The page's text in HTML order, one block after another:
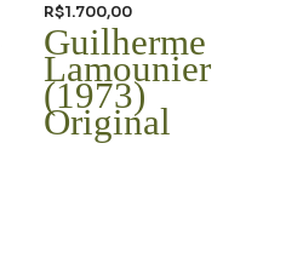
R$1.700,00
Guilherme
Lamounier
(1973)
Original